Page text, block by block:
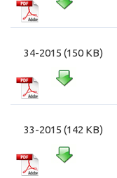
34-2015 (150 KB)
33-2015 (142 KB)